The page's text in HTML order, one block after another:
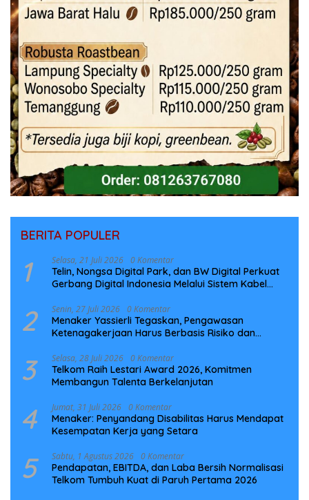
BERITA POPULER
1 Selasa, 21 Juli 2026 0 Komentar
Telin, Nongsa Digital Park, dan BW Digital Perkuat
Gerbang Digital Indonesia Melalui Sistem Kabel
2 Senin, 27 Juli 2026 0 Komentar
Menaker Yassierli Tegaskan, Pengawasan
Ketenagakerjaan Harus Berbasis Risiko dan
3 Selasa, 28 Juli 2026 0 Komentar
Telkom Raih Lestari Award 2026, Komitmen
Membangun Talenta Berkelanjutan
4 Jumat, 31 Juli 2026 0 Komentar
Menaker: Penyandang Disabilitas Harus Mendapat
Kesempatan Kerja yang Setara
5 Sabtu, 1 Agustus 2026 0 Komentar
Pendapatan, EBITDA, dan Laba Bersih Normalisasi
Telkom Tumbuh Kuat di Paruh Pertama 2026